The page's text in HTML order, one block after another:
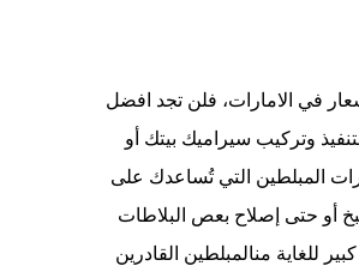
في الامارات، فلن تجد افضل
وتركيب سيراميك بيتك أو
المبلطين التي تُساعدك على
أو حتى إصلاح بعص البلاطات
للغاية منالمبلطين القادرين